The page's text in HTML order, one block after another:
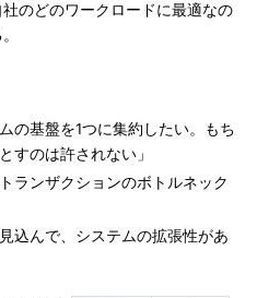
のどのワークロードに最適なの
の基盤を1つに集約したい。もち
すのは許されない」
ランザクションのボトルネック
込んで、システムの拡張性があ